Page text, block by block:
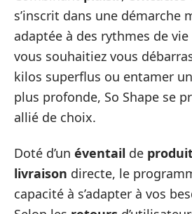
s’inscrit dans une démarche
adaptée à des rythmes de
vous souhaitiez vous
kilos superflus ou entamer
plus profonde, So Shape se
allié de choix.
Doté d’un éventail de
livraison directe, le
capacité à s’adapter à vos